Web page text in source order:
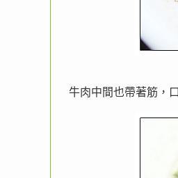
牛肉中間也帶著筋，